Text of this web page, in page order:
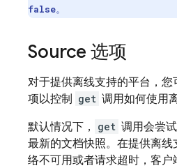
false。
Source 选项
对于提供离线支持的平台，您
项以控制 get 调用如何使用
默认情况下，
get 调用会尝
最新的文档快照。在提供离线
络不可用或者请求超时，客户